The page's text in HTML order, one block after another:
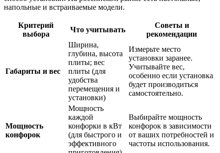
напольные и встраиваемые модели.
Критерий
выбора
Что учитывать
Советы и
рекомендации
Габариты и вес
Ширина,
глубина, высота
плиты; вес
плиты (для
удобства
перемещения и
установки)
Измерьте место
установки заранее.
Учитывайте вес,
особенно если установка
будет производиться
самостоятельно.
Мощность
конфорок
Мощность
каждой
конфорки в кВт
(для быстрого и
эффективного
Выбирайте мощность
конфорок в зависимости
от ваших потребностей и
частоты использования.